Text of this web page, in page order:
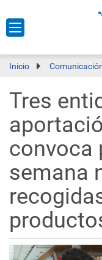
Inicio
Tres
convoca
semana